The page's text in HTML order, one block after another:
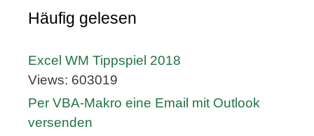
Häufig gelesen
Excel WM Tippspiel 2018
Views: 603019
Per VBA-Makro eine Email mit Outlook
versenden